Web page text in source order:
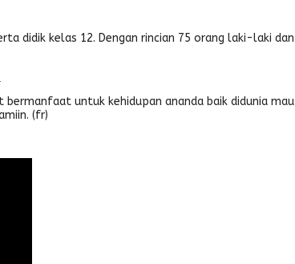
didik kelas 12. Dengan rincian 75 orang laki-laki
untuk kehidupan ananda baik didunia
(fr)